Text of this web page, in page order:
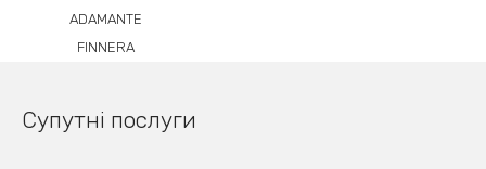
ADAMANTE
FINNERA
Супутні послуги